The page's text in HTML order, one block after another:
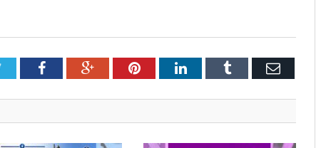
TwitterFacebookGoogle+PinterestLinkedInTumblr Email